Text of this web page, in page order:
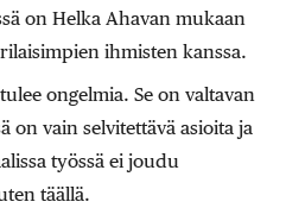
on Helka Ahavan mukaan
ihmisten kanssa.
ongelmia. Se on valtavan
on vain selvitettävä asioita ja
työssä ei joudu
täällä.